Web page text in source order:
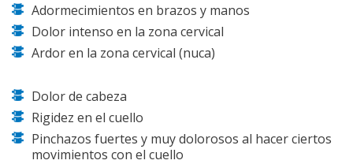
Adormecimientos en brazos y manos
Dolor intenso en la zona cervical
Ardor en la zona cervical (nuca)
Dolor de cabeza
Rigidez en el cuello
Pinchazos fuertes y muy dolorosos al hacer ciertos
movimientos con el cuello